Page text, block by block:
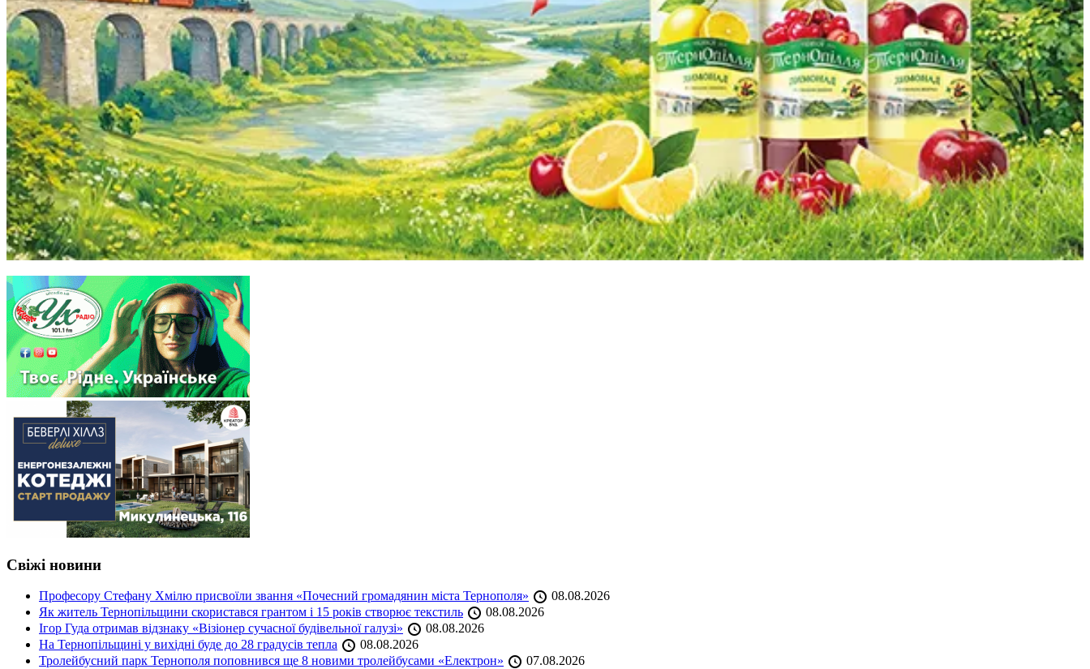
Свіжі новини
Професору Стефану Хмілю присвоїли звання «Почесний громадянин міста Тернополя»
08.08.2026
Як житель Тернопільщини скористався грантом і 15 років створює текстиль
08.08.2026
Ігор Гуда отримав відзнаку «Візіонер сучасної будівельної галузі»
08.08.2026
На Тернопільщині у вихідні буде до 28 градусів тепла
08.08.2026
Тролейбусний парк Тернополя поповнився ще 8 новими тролейбусами «Електрон»
07.08.2026